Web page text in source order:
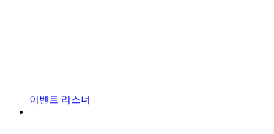
이벤트 리스너